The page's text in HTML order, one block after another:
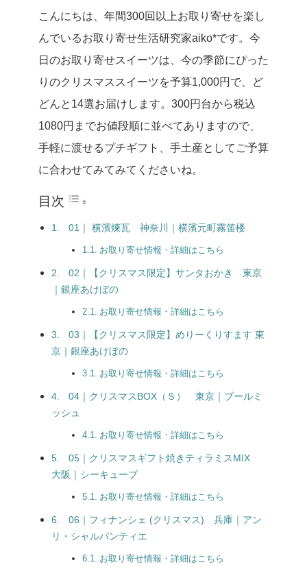
こんにちは、年間300回以上お取り寄せを楽し
んでいるお取り寄せ生活研究家aiko*です。今
日のお取り寄せスイーツは、今の季節にぴった
りのクリスマススイーツを予算1,000円で、ど
どんと14選お届けします。300円台から税込
1080円までお値段順に並べてありますので、
手軽に渡せるプチギフト、手土産としてご予算
に合わせてみてみてくださいね。
目次
01｜ 横濱煉瓦 神奈川｜横濱元町霧笛楼
お取り寄せ情報・詳細はこちら
02｜【クリスマス限定】サンタおかき 東京
｜銀座あけぼの
お取り寄せ情報・詳細はこちら
03｜【クリスマス限定】めりーくりすます 東
京｜銀座あけぼの
お取り寄せ情報・詳細はこちら
04｜クリスマスBOX（Ｓ） 東京｜ブールミ
ッシュ
お取り寄せ情報・詳細はこちら
05｜クリスマスギフト焼きティラミスMIX
大阪｜シーキューブ
お取り寄せ情報・詳細はこちら
06｜フィナンシェ (クリスマス) 兵庫｜アン
リ・シャルパンティエ
お取り寄せ情報・詳細はこちら